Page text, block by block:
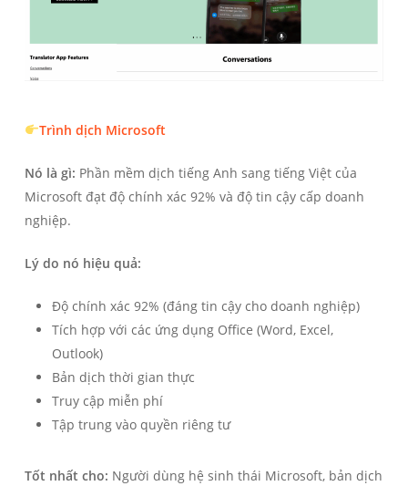
Trình dịch Microsoft
Nó là gì: Phần mềm dịch tiếng Anh sang tiếng Việt của
Microsoft đạt độ chính xác 92% và độ tin cậy cấp doanh
nghiệp.
Lý do nó hiệu quả:
Độ chính xác 92% (đáng tin cậy cho doanh nghiệp)
Tích hợp với các ứng dụng Office (Word, Excel,
Outlook)
Bản dịch thời gian thực
Truy cập miễn phí
Tập trung vào quyền riêng tư
Tốt nhất cho: Người dùng hệ sinh thái Microsoft, bản dịch